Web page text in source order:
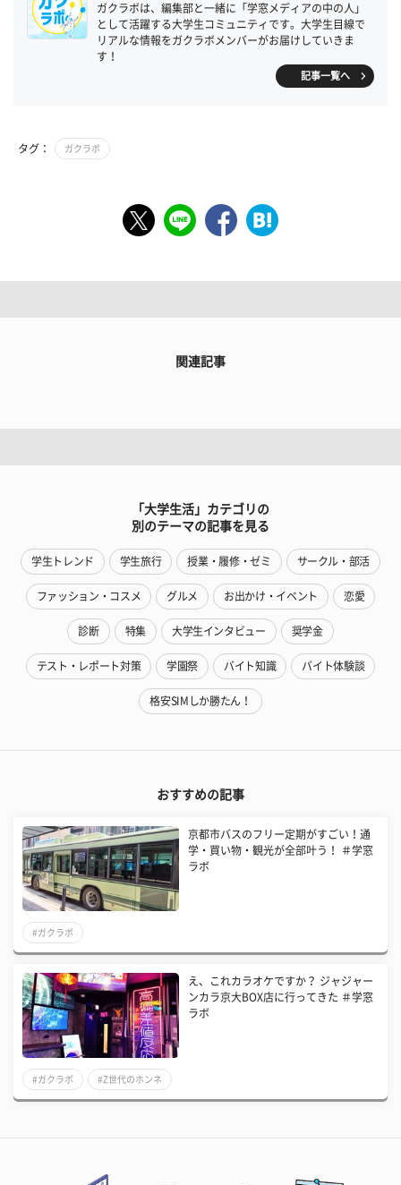
ガクラボは、編集部と一緒に「学窓メディアの中の人」
として活躍する大学生コミュニティです。大学生目線で
リアルな情報をガクラボメンバーがお届けしていきま
す！
記事一覧へ
タグ： ガクラボ
関連記事
「大学生活」カテゴリの
別のテーマの記事を見る
学生トレンド 学生旅行 授業・履修・ゼミ サークル・部活
ファッション・コスメ グルメ お出かけ・イベント 恋愛
診断 特集 大学生インタビュー 奨学金
テスト・レポート対策 学園祭 バイト知識 バイト体験談
格安SIMしか勝たん！
おすすめの記事
京都市バスのフリー定期がすごい！通
学・買い物・観光が全部叶う！ ＃学窓
ラボ
#ガクラボ
え、これカラオケですか？ ジャジャー
ンカラ京大BOX店に行ってきた ＃学窓
ラボ
#ガクラボ #Z世代のホンネ